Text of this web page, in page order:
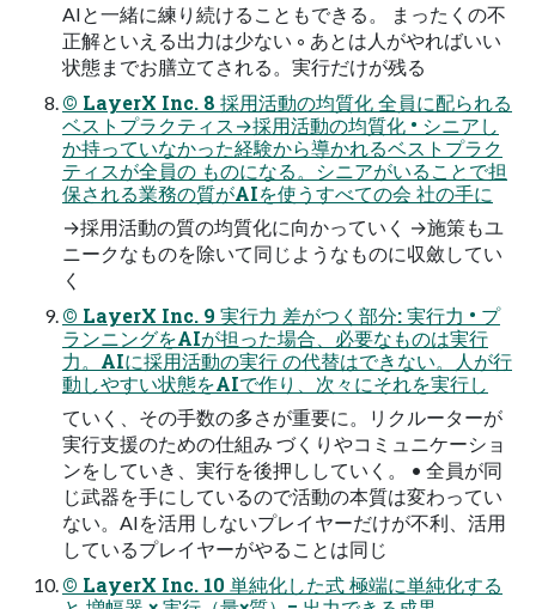
AIと⼀緒に練り続けることもできる。 まったくの不
正解といえる出⼒は少ない ◦ あとは⼈がやればいい
状態までお膳⽴てされる。実⾏だけが残る
© LayerX Inc. 8 採⽤活動の均質化 全員に配られる
ベストプラクティス→採⽤活動の均質化 • シニアし
か持っていなかった経験から導かれるベストプラク
ティスが全員の ものになる。シニアがいることで担
保される業務の質がAIを使うすべての会 社の⼿に
→採⽤活動の質の均質化に向かっていく →施策もユ
ニークなものを除いて同じようなものに収斂してい
く
© LayerX Inc. 9 実⾏⼒ 差がつく部分: 実⾏⼒ • プ
ランニングをAIが担った場合、必要なものは実⾏
⼒。AIに採⽤活動の実⾏ の代替はできない。⼈が⾏
動しやすい状態をAIで作り、次々にそれを実⾏し
ていく、その⼿数の多さが重要に。リクルーターが
実⾏⽀援のための仕組み づくりやコミュニケーショ
ンをしていき、実⾏を後押ししていく。 • 全員が同
じ武器を⼿にしているので活動の本質は変わってい
ない。AIを活⽤ しないプレイヤーだけが不利、活⽤
しているプレイヤーがやることは同じ
© LayerX Inc. 10 単純化した式 極端に単純化する